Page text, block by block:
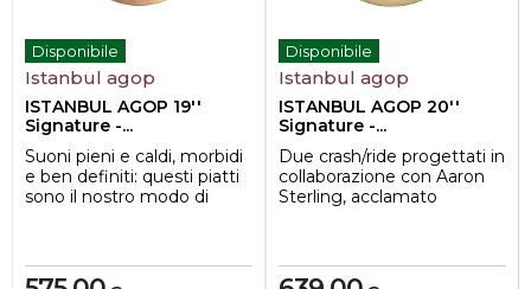
Disponibile
Istanbul agop
ISTANBUL AGOP 19''
Signature -...
Suoni pieni e caldi, morbidi
e ben definiti: questi piatti
sono il nostro modo di
Disponibile
Istanbul agop
ISTANBUL AGOP 20''
Signature -...
Due crash/ride progettati in
collaborazione con Aaron
Sterling, acclamato